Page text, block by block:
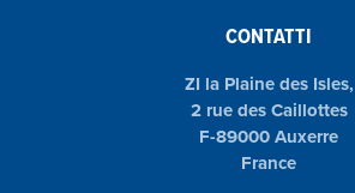
CONTATTI
ZI la Plaine des Isles,
2 rue des Caillottes
F-89000 Auxerre
France